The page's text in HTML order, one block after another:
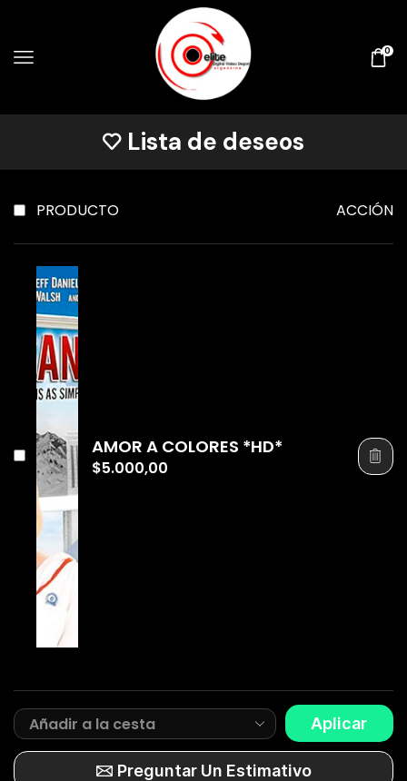
0
Lista de deseos
PRODUCTO ACCIÓN
AMOR A COLORES *HD*
$5.000,00
Aplicar
Preguntar Un Estimativo